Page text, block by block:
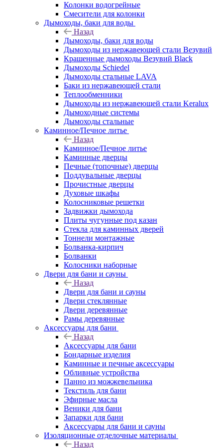
Колонки водогрейные
Смесители для колонки
Дымоходы, баки для воды
Назад
Дымоходы, баки для воды
Дымоходы из нержавеющей стали Везувий
Крашенные дымоходы Везувий Black
Дымоходы Schiedel
Дымоходы стальные LAVA
Баки из нержавеющей стали
Теплообменники
Дымоходы из нержавеющей стали Keralux
Дымоходные системы
Дымоходы стальные
Каминное/Печное литье
Назад
Каминное/Печное литье
Каминные дверцы
Печные (топочные) дверцы
Поддувальные дверцы
Прочистные дверцы
Духовые шкафы
Колосниковые решетки
Задвижки дымохода
Плиты чугунные под казан
Стекла для каминных дверей
Тоннели монтажные
Болванка-кирпич
Болванки
Колосники наборные
Двери для бани и сауны
Назад
Двери для бани и сауны
Двери стеклянные
Двери деревянные
Рамы деревянные
Аксессуары для бани
Назад
Аксессуары для бани
Бондарные изделия
Каминные и печные аксессуары
Обливные устройства
Панно из можжевельника
Текстиль для бани
Эфирные масла
Веники для бани
Запарки для бани
Аксессуары для бани и сауны
Изоляционные отделочные материалы
Назад